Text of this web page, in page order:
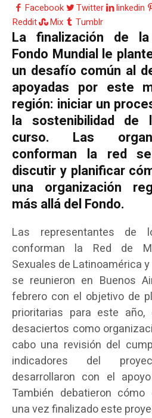
Facebook
Twitter linkedin
Reddit
Mix Tumblr
La finalización de
Fondo Mundial le
un desafío común al
apoyadas por este
región: iniciar un
la sostenibilidad de
curso. Las
conforman la red
discutir y planificar
una organización
más allá del Fondo.
Las representantes de
conforman la Red de
Sexuales de Latinoamérica
se reunieron en Buenos
febrero con el objetivo de
prioritarias para este
desaciertos como
cabo una revisión del
indicadores del
desarrollaron con el
También debatieron
una vez finalizado este